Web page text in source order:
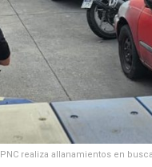
PNC realiza allanamientos en